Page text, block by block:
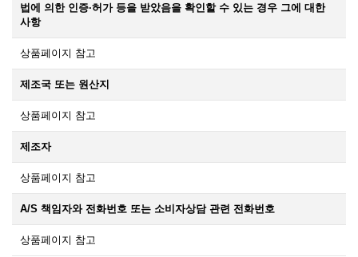
법에 의한 인증·허가 등을 받았음을 확인할 수 있는 경우 그에 대한
사항
상품페이지 참고
제조국 또는 원산지
상품페이지 참고
제조자
상품페이지 참고
A/S 책임자와 전화번호 또는 소비자상담 관련 전화번호
상품페이지 참고